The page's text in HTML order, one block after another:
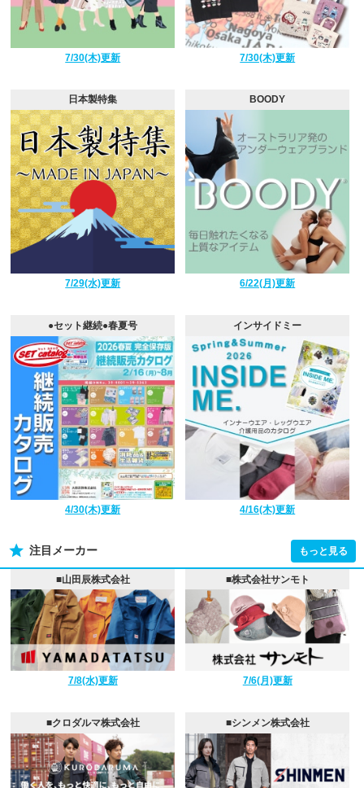
7/30(木)更新 7/30(木)更新
日本製特集
7/29(水)更新
BOODY
6/22(月)更新
●セット継続●春夏号
4/30(木)更新
インサイドミー
4/16(木)更新
注目メーカー もっと見る
■山田辰株式会社
7/8(水)更新
■株式会社サンモト
7/6(月)更新
■クロダルマ株式会社 ■シンメン株式会社